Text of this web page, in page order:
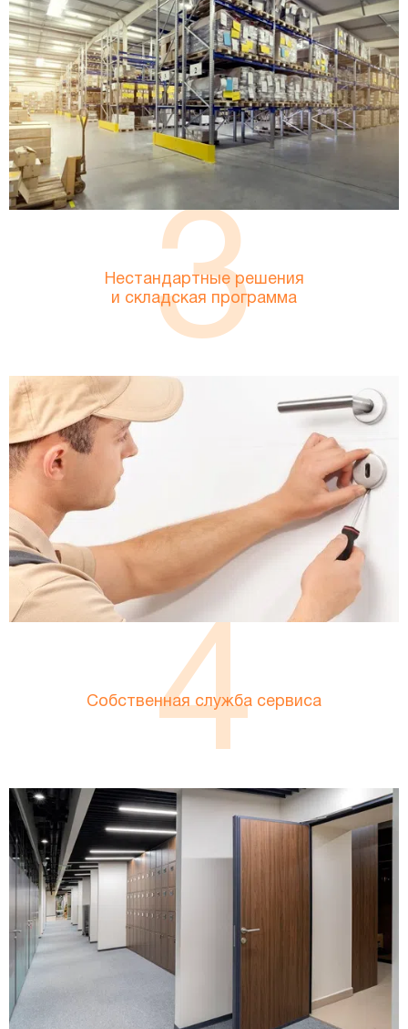
3
Нестандартные решения
и складская программа
4
Собственная служба сервиса